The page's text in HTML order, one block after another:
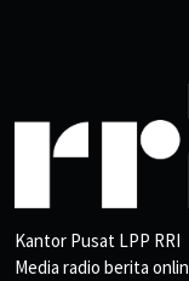
Kantor Pusat LPP RRI
Media radio berita